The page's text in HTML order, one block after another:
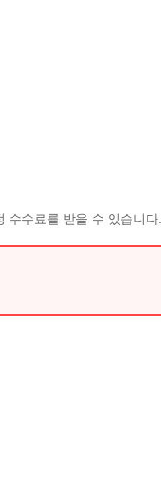
수수료를 받을 수 있습니다.